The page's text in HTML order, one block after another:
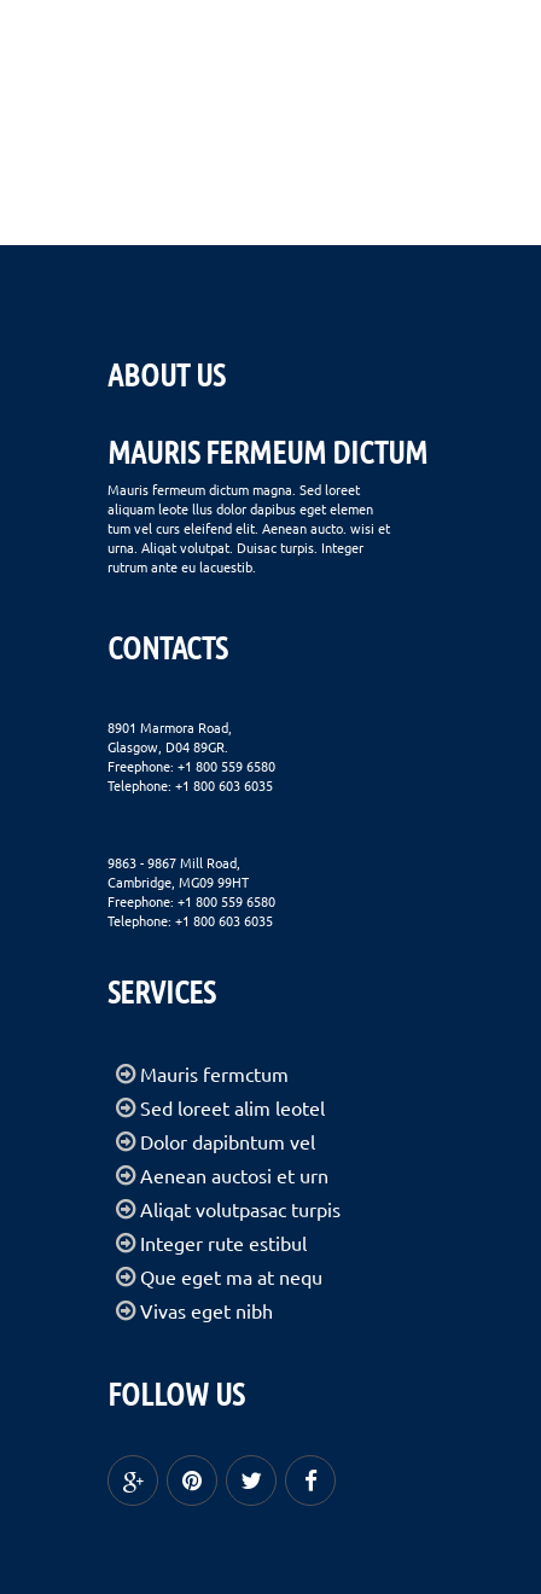
ABOUT US
MAURIS FERMEUM DICTUM
Mauris fermeum dictum magna. Sed loreet
aliquam leote llus dolor dapibus eget elemen
tum vel curs eleifend elit. Aenean aucto. wisi et
urna. Aliqat volutpat. Duisac turpis. Integer
rutrum ante eu lacuestib.
CONTACTS
8901 Marmora Road,
Glasgow, D04 89GR.
Freephone: +1 800 559 6580
Telephone: +1 800 603 6035
9863 - 9867 Mill Road,
Cambridge, MG09 99HT
Freephone: +1 800 559 6580
Telephone: +1 800 603 6035
SERVICES
Mauris fermctum
Sed loreet alim leotel
Dolor dapibntum vel
Aenean auctosi et urn
Aliqat volutpasac turpis
Integer rute estibul
Que eget ma at nequ
Vivas eget nibh
FOLLOW US